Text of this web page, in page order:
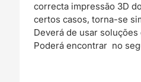
correcta impressão 3D
certos casos, torna-se
Deverá de usar
Poderá encontrar no